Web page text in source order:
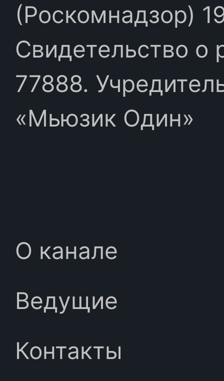
(Роскомнадзор)
Свидетельство
77888.
«Мьюзик Один»
О канале
Ведущие
Контакты